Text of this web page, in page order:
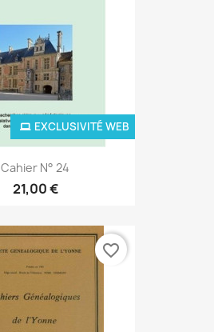
Cahier N° 24
21,00 €
EXCLUSIVITÉ WEB
favorite_border